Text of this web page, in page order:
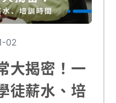
02
大揭密！一
徒薪水、培